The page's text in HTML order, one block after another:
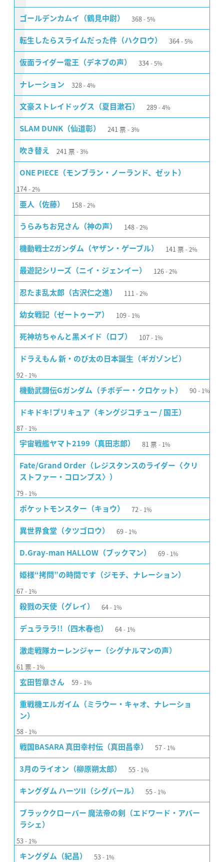
ゴールデンカムイ（鶴見中尉） 368 5%
転生したらスライムだった件（ハクロウ） 364 5%
仮面ライダー電王（デネブの声） 334 5%
ナレーション 328 4%
文豪ストレイドッグス（夏目漱石） 289 4%
SLAM DUNK（仙道彰） 241 票 3%
吹き替え 241 票 3%
ONE PIECE（モンブラン・ノーランド、ゼット）
174 2%
亜人（佐藤） 158 2%
うらみちお兄さん（神の声） 148 2%
機動戦士Ζガンダム（ヤザン・ゲーブル） 141 票 2%
最遊記シリーズ（ニイ・ジェンイー） 126 2%
忍たま乱太郎（古沢仁之進） 111 2%
幼女戦記（ゼートゥーア） 109 1%
死神坊ちゃんと黒メイド（ロブ） 107 1%
ドラえもん 新・のび太の日本誕生（ギガゾンビ）
92 1%
機動武闘伝Gガンダム（チボデー・クロケット） 90 1%
ドキドキ!プリキュア（キングジコチュー / 国王）
87 1%
宇宙戦艦ヤマト2199（真田志郎） 81 票 1%
Fate/Grand Order（レジスタンスのライダー〈クリ
ストファー・コロンブス〉）
79 1%
ポケットモンスター（キョウ） 72 1%
異世界食堂（タツゴロウ） 69 1%
D.Gray-man HALLOW（ブックマン） 69 1%
姫様“拷問”の時間です（ジモチ、ナレーション）
67 1%
殺戮の天使（グレイ） 64 1%
デュラララ!!（四木春也） 64 1%
激走戦隊カーレンジャー（シグナルマンの声）
61 票 1%
玄田哲章さん 59 1%
重戦機エルガイム（ミラウー・キャオ、ナレーショ
ン）
58 1%
戦国BASARA 真田幸村伝（真田昌幸） 57 1%
3月のライオン（柳原朔太郎） 55 1%
キングダム ハーツII（シグバール） 55 1%
ブラッククローバー 魔法帝の剣（エドワード・アバー
ラシェ）
53 1%
キングダム（紀昌） 53 1%